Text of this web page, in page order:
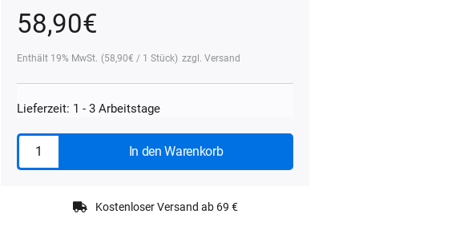
58,90€
Enthält 19% MwSt. (58,90€ / 1 Stück) zzgl. Versand
Lieferzeit: 1 - 3 Arbeitstage
Koch
Chemie
Staubmop
In den Warenkorb
Kostenloser Versand ab 69 €